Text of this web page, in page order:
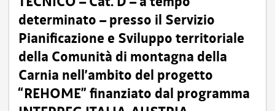
determinato – presso il Servizio
Pianificazione e Sviluppo territoriale
della Comunità di montagna della
Carnia nell’ambito del progetto
“REHOME” finanziato dal programma